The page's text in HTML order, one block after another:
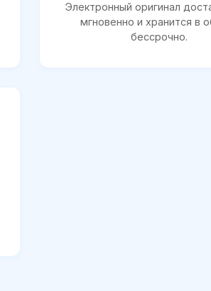
Электронный оригинал
мгновенно и хранится в
бессрочно.